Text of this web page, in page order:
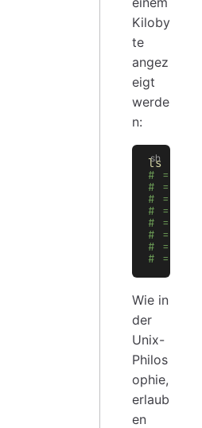
Kiloby
te
angez
eigt
werde
n:
ls
# =>
# =>
# =>
# => │
# => │
# => │
# => │
# =>
Wie in
der
Unix-
Philos
ophie,
erlaub
en